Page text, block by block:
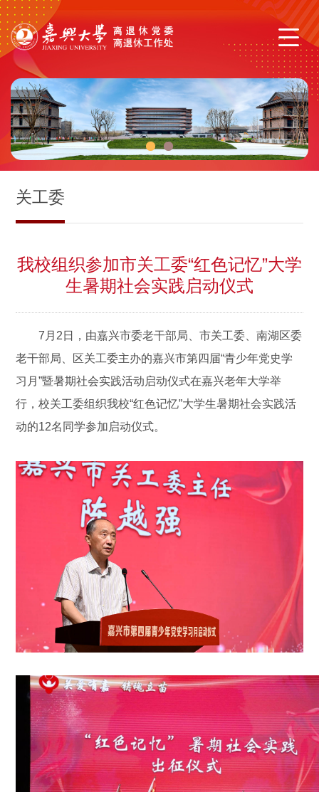
关工委
我校组织参加市关工委“红色记忆”大学
生暑期社会实践启动仪式
7月2日，由嘉兴市委老干部局、市关工委、南湖区委
老干部局、区关工委主办的嘉兴市第四届“青少年党史学
习月”暨暑期社会实践活动启动仪式在嘉兴老年大学举
行，校关工委组织我校“红色记忆”大学生暑期社会实践活
动的12名同学参加启动仪式。